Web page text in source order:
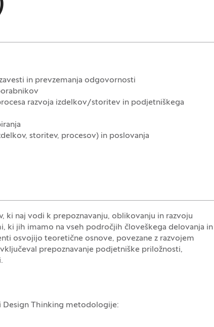
in prevzemanja odgovornosti
razvoja izdelkov/storitev in podjetniškega
storitev, procesov) in poslovanja
ki naj vodi k prepoznavanju, oblikovanju in razvoju
ki jih imamo na vseh področjih človeškega delovanja in
osvojijo teoretične osnove, povezane z razvojem
prepoznavanje podjetniške priložnosti,
Design Thinking metodologije: